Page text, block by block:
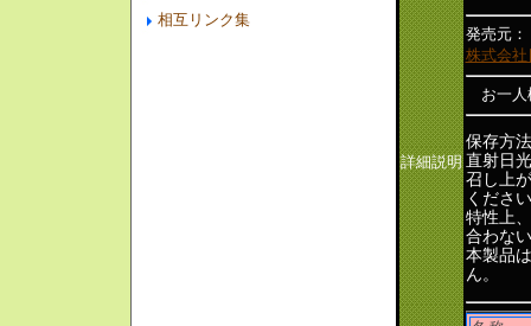
相互リンク集
詳細説明
発売元：
株式会
お一人
保存方法
直射日
召し上
くださ
特性上
合わな
本製品
ん。